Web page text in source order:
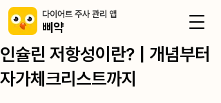
​다이어트 주사 관리 앱
삐약
인슐린 저항성이란? | 개념부터
자가체크리스트까지